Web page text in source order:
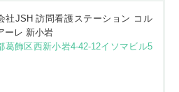
社JSH 訪問看護ステーション コル
ーレ 新小岩
葛飾区西新小岩4-42-12イソマビル5